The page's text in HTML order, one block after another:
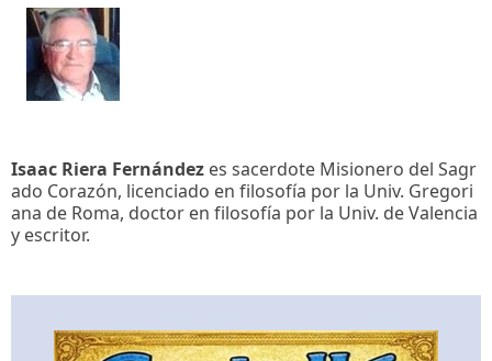
Isaac Riera Fernández es sacerdote Misionero del Sagr
ado Corazón, licenciado en filosofía por la Univ. Gregori
ana de Roma, doctor en filosofía por la Univ. de Valencia
y escritor.